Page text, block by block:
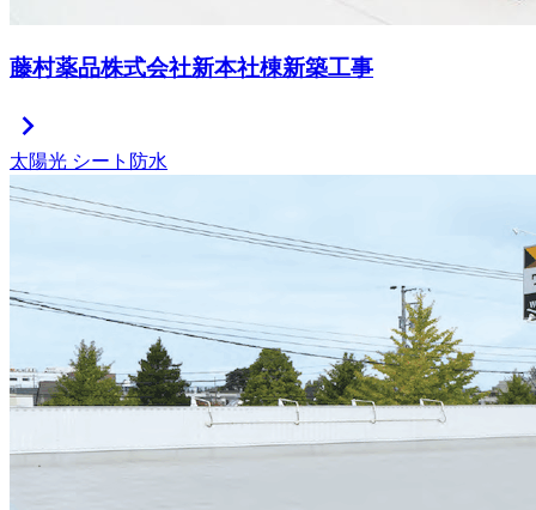
藤村薬品株式会社新本社棟新築工事
chevron_right
太陽光 シート防水